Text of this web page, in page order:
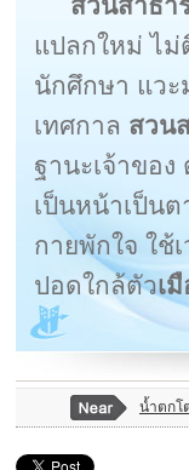
แปลกใหม่ ไม่
นักศึกษา แวะ
เทศกาล สวน
ฐานะเจ้าขอ
เป็นหน้าเป็น
กายพักใจ ใช้
ปอดใกล้ตัวเ
น้ำตกโ